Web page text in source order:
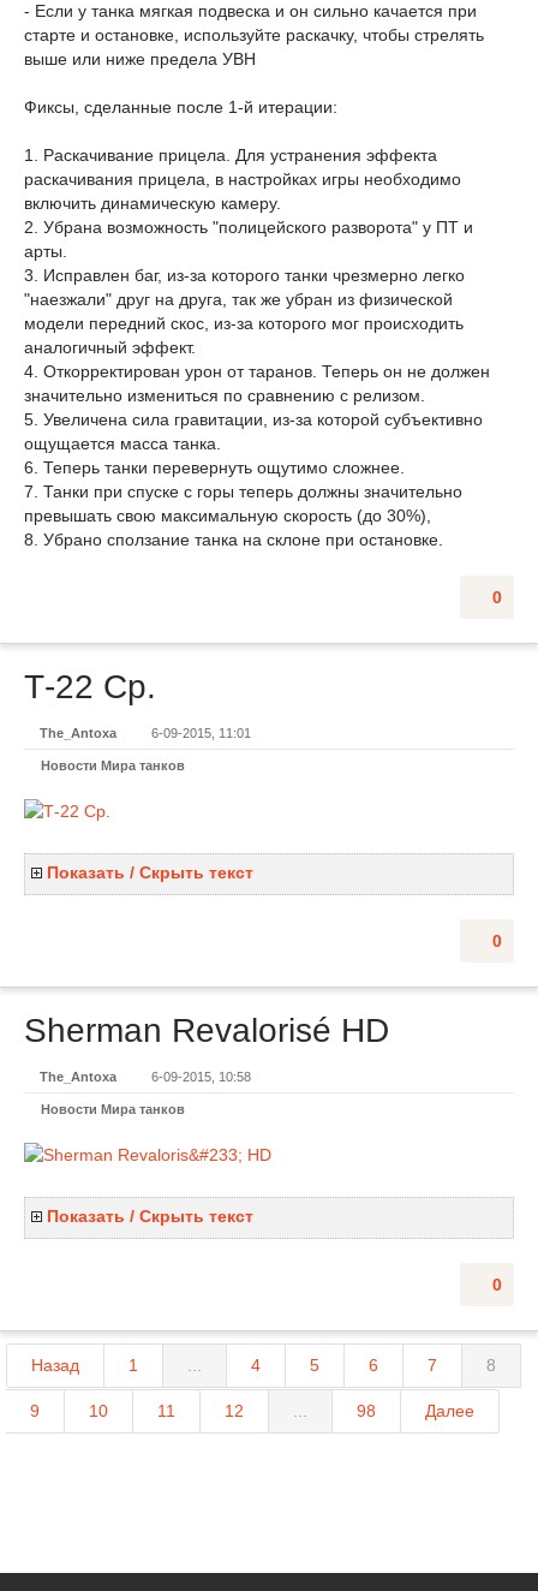
- Если у танка мягкая подвеска и он сильно качается при
старте и остановке, используйте раскачку, чтобы стрелять
выше или ниже предела УВН
Фиксы, сделанные после 1-й итерации:
1. Раскачивание прицела. Для устранения эффекта
раскачивания прицела, в настройках игры необходимо
включить динамическую камеру.
2. Убрана возможность "полицейского разворота" у ПТ и
арты.
3. Исправлен баг, из-за которого танки чрезмерно легко
"наезжали" друг на друга, так же убран из физической
модели передний скос, из-за которого мог происходить
аналогичный эффект.
4. Откорректирован урон от таранов. Теперь он не должен
значительно измениться по сравнению с релизом.
5. Увеличена сила гравитации, из-за которой субъективно
ощущается масса танка.
6. Теперь танки перевернуть ощутимо сложнее.
7. Танки при спуске с горы теперь должны значительно
превышать свою максимальную скорость (до 30%),
8. Убрано сползание танка на склоне при остановке.
0
Т-22 Ср.
The_Antoxa 6-09-2015, 11:01
Новости Мира танков
Показать / Скрыть текст
0
Sherman Revalorisé HD
The_Antoxa 6-09-2015, 10:58
Новости Мира танков
Показать / Скрыть текст
0
Назад 1 4 5 6 7 8
9 10 11 12 98 Далее